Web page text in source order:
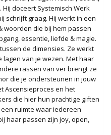
Hij doceert Systemisch Werk
schrijft graag. Hij werkt in een
woorden die bij hem passen
essentie, liefde & magie.
de dimensies. Ze werkt
lagen van je wezen. Met haar
rassen van ver brengt ze
die je ondersteunen in jouw
Ascensieproces en het
die hier hun prachtige giften
ruimte waar iedereen
haar passen zijn joy, open,